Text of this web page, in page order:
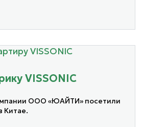
VISSONIC
ООО «ЮАЙТИ» посетили
Китае.